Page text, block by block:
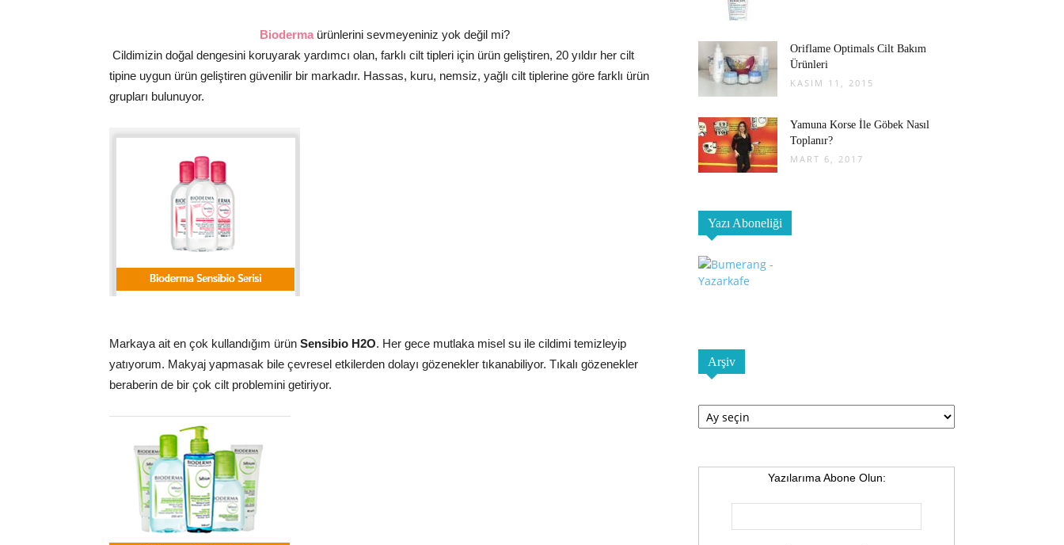
Bioderma ürünlerini sevmeyeniniz yok değil mi?
Cildimizin doğal dengesini koruyarak yardımcı olan, farklı cilt tipleri için ürün geliştiren, 20 yıldır her cilt
tipine uygun ürün geliştiren güvenilir bir markadır. Hassas, kuru, nemsiz, yağlı cilt tiplerine göre farklı ürün
grupları bulunuyor.
Markaya ait en çok kullandığım ürün Sensibio H2O. Her gece mutlaka misel su ile cildimi temizleyip
yatıyorum. Makyaj yapmasak bile çevresel etkilerden dolayı gözenekler tıkanabiliyor. Tıkalı gözenekler
beraberin de bir çok cilt problemini getiriyor.
Oriflame Optimals Cilt Bakım
Ürünleri
KASIM 11, 2015
Yamuna Korse İle Göbek Nasıl
Toplanır?
MART 6, 2017
Yazı Aboneliği
Arşiv
Arşiv
Yazılarıma Abone Olun: